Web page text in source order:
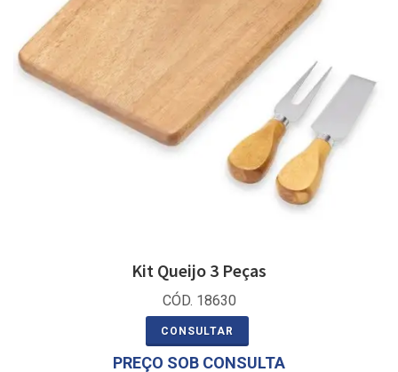
Kit Queijo 3 Peças
CÓD. 18630
CONSULTAR
PREÇO SOB CONSULTA